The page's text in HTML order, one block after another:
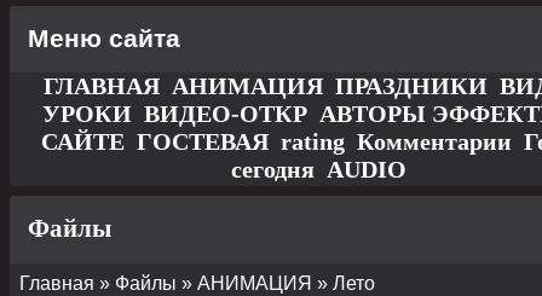
Меню сайта
ГЛАВНАЯ АНИМАЦИЯ ПРАЗДНИКИ
УРОКИ ВИДЕО-ОТКР АВТОРЫ
САЙТЕ ГОСТЕВАЯ rating Комментарии
сегодня AUDIO
Файлы
Главная » Файлы » АНИМАЦИЯ » Лето